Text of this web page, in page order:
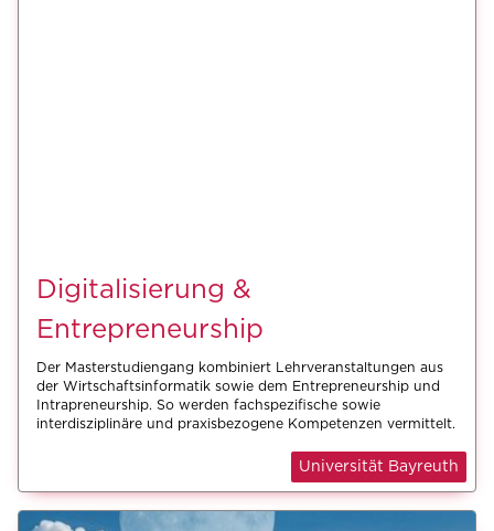
Digitalisierung &
Entrepreneurship
Der Masterstudiengang kombiniert Lehrveranstaltungen aus
der Wirtschaftsinformatik sowie dem Entrepreneurship und
Intrapreneurship. So werden fachspezifische sowie
interdisziplinäre und praxisbezogene Kompetenzen vermittelt.
Universität Bayreuth